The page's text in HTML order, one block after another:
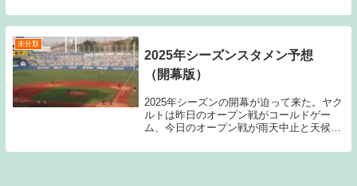
あるのだが、書いてみたい。しかしみなさ
んご存知の通り「新型コロナウイルス」の
未分類
2025年シーズンスタメン予想
（開幕版）
2025年シーズンの開幕が迫って来た。ヤク
ルトは昨日のオープン戦がコールドゲー
ム、今日のオープン戦が雨天中止と天候に
けてという部分を考えると少しマイナスに